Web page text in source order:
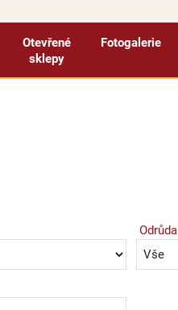
Otevřené
sklepy
Fotogalerie
Odrůda